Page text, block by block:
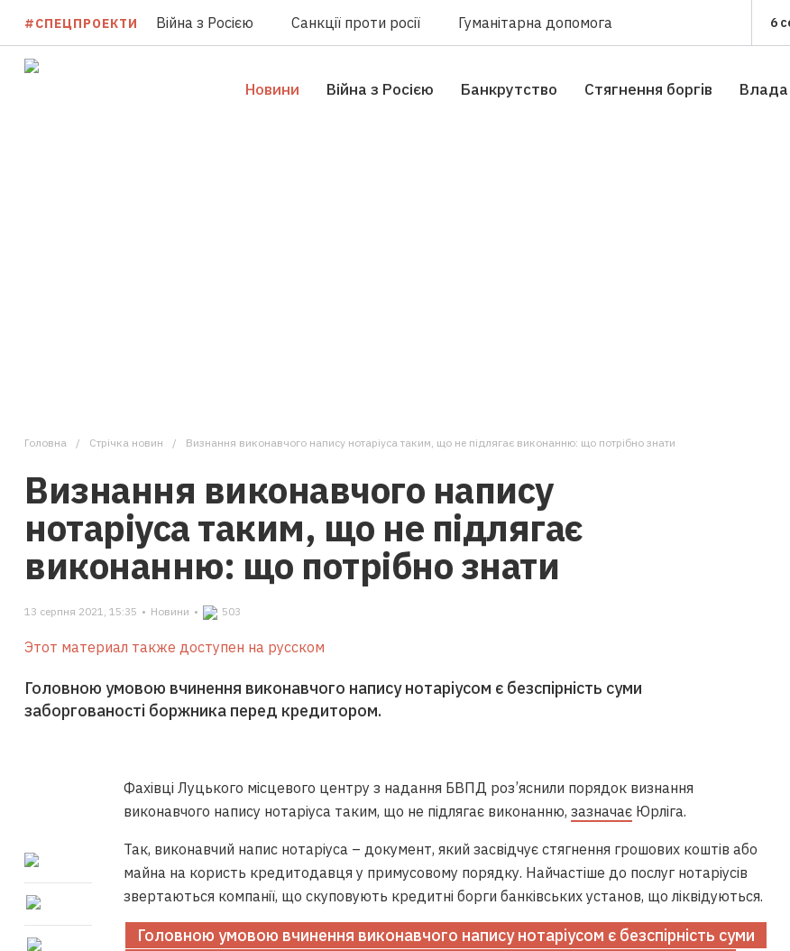
#СПЕЦПРОЕКТИ Війна з Росією Санкції проти росії Гуманітарна допомога 6
Новини Війна з Росією Банкрутство Стягнення боргiв
Головна Стрічка новин Визнання виконавчого напису нотаріуса таким, що не підлягає виконанню: що потрібно знати
Визнання виконавчого напису
нотаріуса таким, що не підлягає
виконанню: що потрібно знати
13 серпня 2021, 15:35 • Новини • 503
Этот материал также доступен на русском
Головною умовою вчинення виконавчого напису нотаріусом є безспірність суми
заборгованості боржника перед кредитором.
Фахівці Луцького місцевого центру з надання БВПД роз’яснили порядок визнання
виконавчого напису нотаріуса таким, що не підлягає виконанню, зазначає Юрліга.
Так, виконавчий напис нотаріуса – документ, який засвідчує стягнення грошових коштів або
майна на користь кредитодавця у примусовому порядку. Найчастіше до послуг нотаріусів
звертаються компанії, що скуповують кредитні борги банківських установ, що ліквідуються.
Головною умовою вчинення виконавчого напису нотаріусом є безспірність суми